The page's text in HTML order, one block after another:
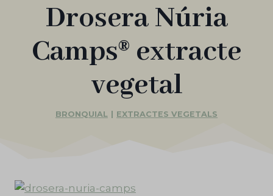
Drosera Núria
Camps® extracte
vegetal
BRONQUIAL EXTRACTES VEGETALS